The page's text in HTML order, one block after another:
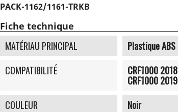
PACK-1162/1161-TRKB
Fiche technique
MATÉRIAU PRINCIPAL
Plastique ABS
COMPATIBILITÉ
CRF1000 2018
CRF1000 2019
COULEUR
Noir